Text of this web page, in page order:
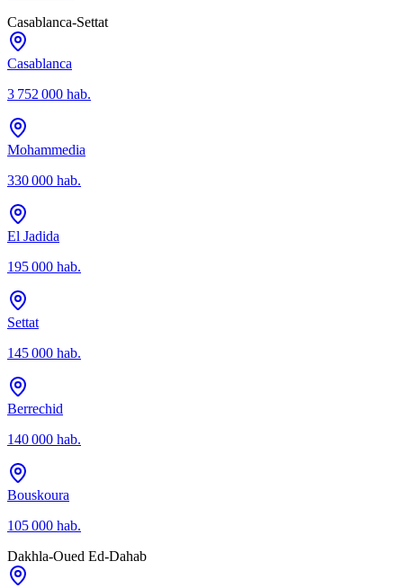
Casablanca-Settat
Casablanca
3 752 000 hab.
Mohammedia
330 000 hab.
El Jadida
195 000 hab.
Settat
145 000 hab.
Berrechid
140 000 hab.
Bouskoura
105 000 hab.
Dakhla-Oued Ed-Dahab